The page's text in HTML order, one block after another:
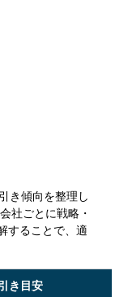
き傾向を整理し
社ごとに戦略・
することで、適
き目安